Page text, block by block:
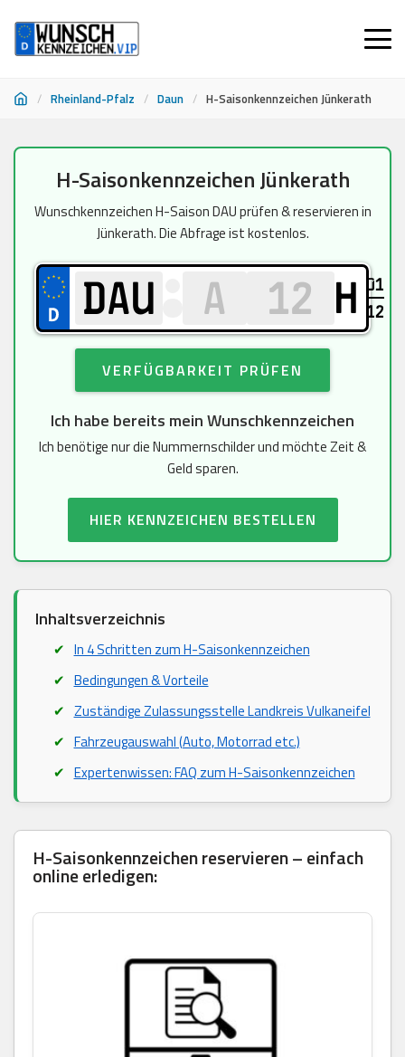
/ Rheinland-Pfalz / Daun / H-Saisonkennzeichen Jünkerath
springen
H-Saisonkennzeichen Jünkerath
Wunschkennzeichen H-Saison DAU prüfen & reservieren in
Jünkerath. Die Abfrage ist kostenlos.
H
01
12
VERFÜGBARKEIT PRÜFEN
Ich habe bereits mein Wunschkennzeichen
Ich benötige nur die Nummernschilder und möchte Zeit &
Geld sparen.
HIER KENNZEICHEN BESTELLEN
Inhaltsverzeichnis
In 4 Schritten zum H-Saisonkennzeichen
Bedingungen & Vorteile
Zuständige Zulassungsstelle Landkreis Vulkaneifel
Fahrzeugauswahl (Auto, Motorrad etc.)
Expertenwissen: FAQ zum H-Saisonkennzeichen
H-Saisonkennzeichen reservieren – einfach
online erledigen: